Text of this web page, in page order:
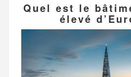
Quel est le
élevé